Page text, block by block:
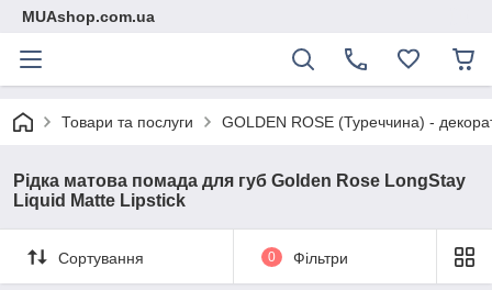
MUAshop.com.ua
Товари та послуги GOLDEN ROSE (Туреччина) -
Рідка матова помада для губ Golden Rose LongStay
Liquid Matte Lipstick
Сортування 0 Фільтри